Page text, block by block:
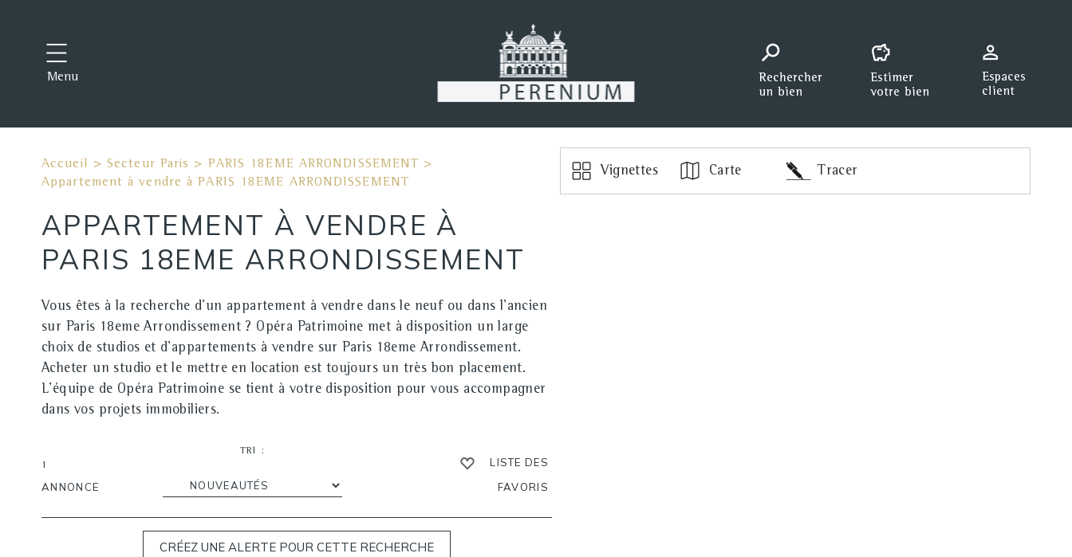
Menu
Vignettes Carte Tracer
Accueil >Secteur Paris > PARIS 18EME ARRONDISSEMENT >
Appartement à vendre à PARIS 18EME ARRONDISSEMENT
APPARTEMENT À VENDRE À
PARIS 18EME ARRONDISSEMENT
Vous êtes à la recherche d'un appartement à vendre dans le neuf ou dans l'ancien
sur Paris 18eme Arrondissement ? Opéra Patrimoine met à disposition un large
choix de studios et d'appartements à vendre sur Paris 18eme Arrondissement.
Acheter un studio et le mettre en location est toujours un très bon placement.
L'équipe de Opéra Patrimoine se tient à votre disposition pour vous accompagner
dans vos projets immobiliers.
1
ANNONCE
TRI :
LISTE DES
FAVORIS